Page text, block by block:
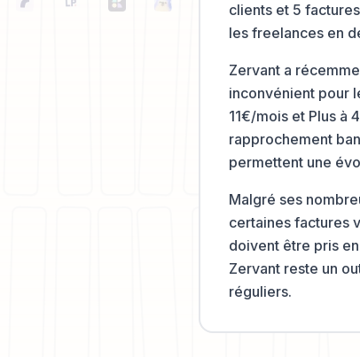
clients et 5
les freelances en
Zervant a
inconvénient pour
11€/mois et Plus à
rapprochement
permettent une
Malgré ses
certaines factures
doivent être pris
Zervant reste un
réguliers.